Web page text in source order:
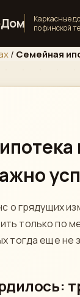
Дом
Каркасные
по финской
/ Семейная
о грядущих
только по
тогда еще не